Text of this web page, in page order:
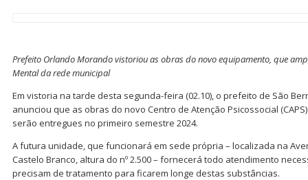
Prefeito Orlando Morando vistoriou as obras do novo equipamento, que
Mental da rede municipal
Em vistoria na tarde desta segunda-feira (02.10), o prefeito de São
anunciou que as obras do novo Centro de Atenção Psicossocial
serão entregues no primeiro semestre 2024.
A futura unidade, que funcionará em sede própria – localizada na
Castelo Branco, altura do nº 2.500 – fornecerá todo atendimento
precisam de tratamento para ficarem longe destas substâncias.